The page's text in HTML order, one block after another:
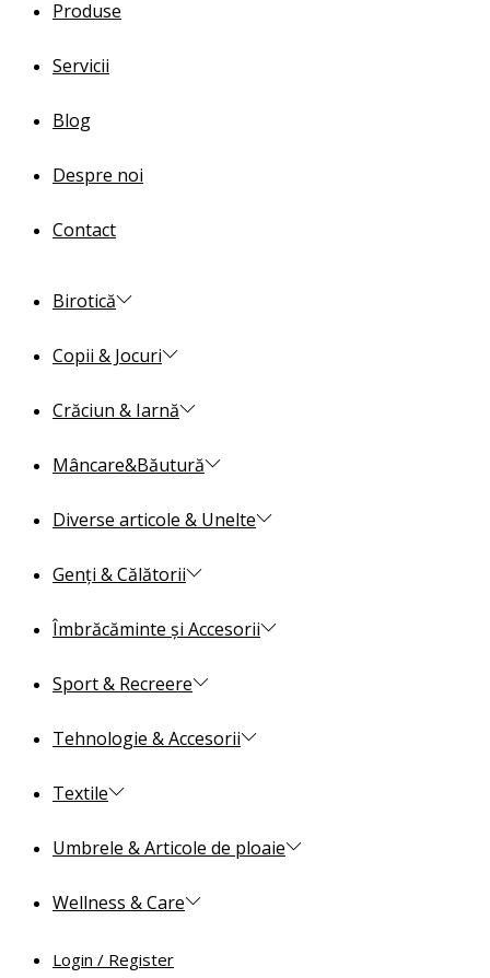
Produse
Servicii
Blog
Despre noi
Contact
Birotică
Copii & Jocuri
Crăciun & Iarnă
Mâncare&Băutură
Diverse articole & Unelte
Genți & Călătorii
Îmbrăcăminte și Accesorii
Sport & Recreere
Tehnologie & Accesorii
Textile
Umbrele & Articole de ploaie
Wellness & Care
Login / Register